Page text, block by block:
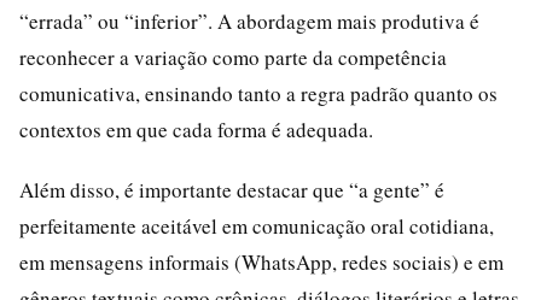
“errada” ou “inferior”. A abordagem mais produtiva é
reconhecer a variação como parte da competência
comunicativa, ensinando tanto a regra padrão quanto os
contextos em que cada forma é adequada.
Além disso, é importante destacar que “a gente” é
perfeitamente aceitável em comunicação oral cotidiana,
em mensagens informais (WhatsApp, redes sociais) e em